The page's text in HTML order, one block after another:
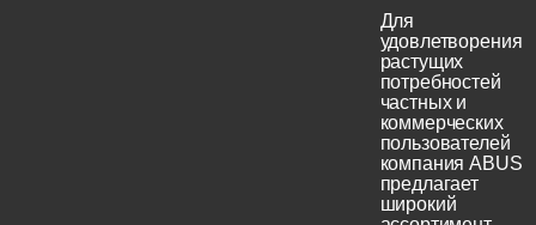
Для
удовлетворения
растущих
потребностей
частных и
коммерческих
пользователей
компания ABUS
предлагает
широкий